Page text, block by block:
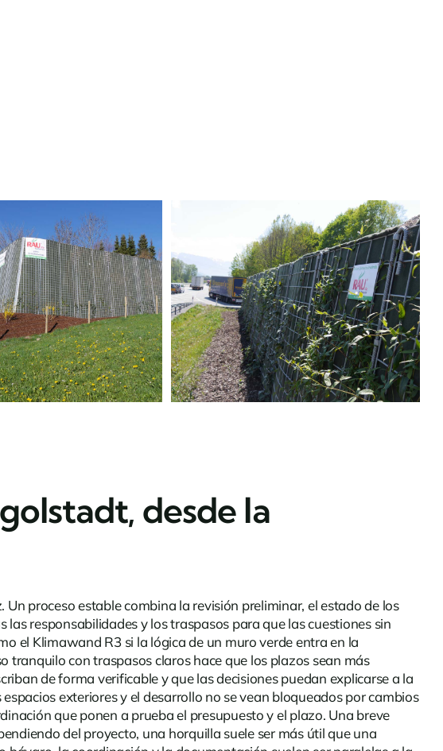
desde la
proceso estable combina la revisión preliminar, el estado de los
responsabilidades y los traspasos para que las cuestiones sin
el Klimawand R3 si la lógica de un muro verde entra en la
tranquilo con traspasos claros hace que los plazos sean más
de forma verificable y que las decisiones puedan explicarse a la
exteriores y el desarrollo no se vean bloqueados por cambios
que ponen a prueba el presupuesto y el plazo. Una breve
del proyecto, una horquilla suele ser más útil que una